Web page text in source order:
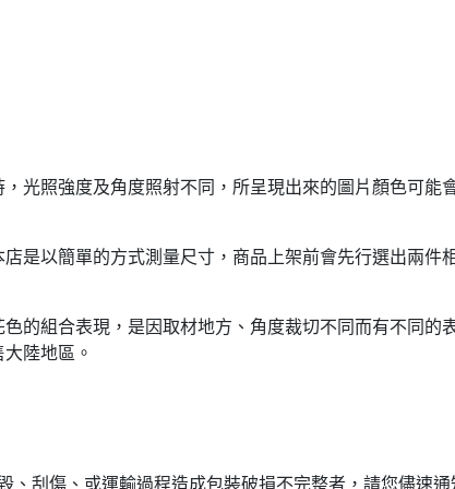
光照強度及角度照射不同，所呈現出來的圖片顏色可能
是以簡單的方式測量尺寸，商品上架前會先行選出兩件
的組合表現，是因取材地方、角度裁切不同而有不同的
陸地區。
、刮傷、或運輸過程造成包裝破損不完整者，請您儘速